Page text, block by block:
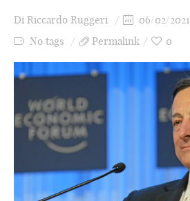
Di Riccardo Ruggeri 06/02/2021
No tags
Permalink 0